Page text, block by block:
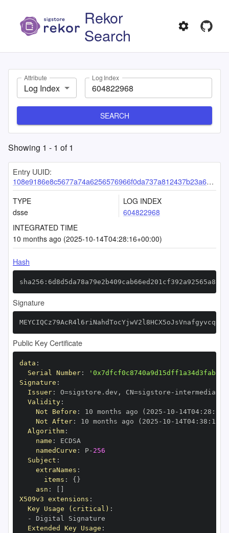
Rekor
Search
Attribute
Log Index
Log Index
SEARCH
Showing 1 - 1 of1
Entry UUID:
108e9186e8c5677a74a6256576966f0da737a812437b23a670cd7f5438593d392778de0c6e7e7dd6
TYPE
dsse
LOG INDEX
604822968
INTEGRATED TIME
10 months ago (2025-10-14T04:28:16+00:00)
Hash
Signature
Public Key Certificate
data :
Serial Number:
Signature :
Issuer: O=sigstore.dev , CN=sigstore -
Validity:
Not Before : 10 months ago (2025 - 10 - 14T04: 28 :
Not After: 10 months ago (2025 - 10 - 14T04: 38 :
Algorithm:
name :
namedCurve : P- 256
Subject :
extraNames :
items : { }
asn :
X509v3 extensions :
Key Usage (critical) :
-
Extended Key Usage :